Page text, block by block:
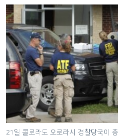
인
콘
텐
츠
로
이
메
네
비
프로그램
주파수 안내
FOLLOW US
언어 선택
21일 콜로라도 오로라시 경찰당국이